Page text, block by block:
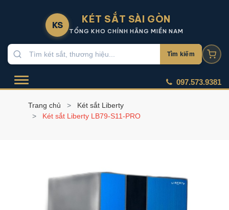
KS KÉT SẮT SÀI GÒN
TỔNG KHO CHÍNH HÃNG MIỀN NAM
Tìm kiếm
097.573.9381
Trang chủ
Két sắt Liberty
Két sắt Liberty LB79-S11-PRO